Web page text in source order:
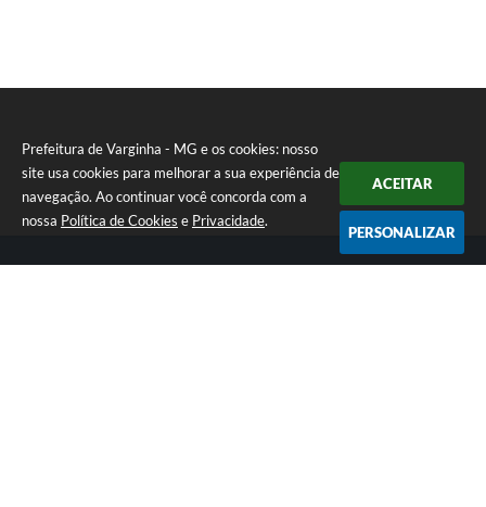
Prefeitura de Varginha - MG e os cookies: nosso
site usa cookies para melhorar a sua experiência de
navegação. Ao continuar você concorda com a
nossa Política de Cookies e Privacidade.
ACEITAR
PERSONALIZAR